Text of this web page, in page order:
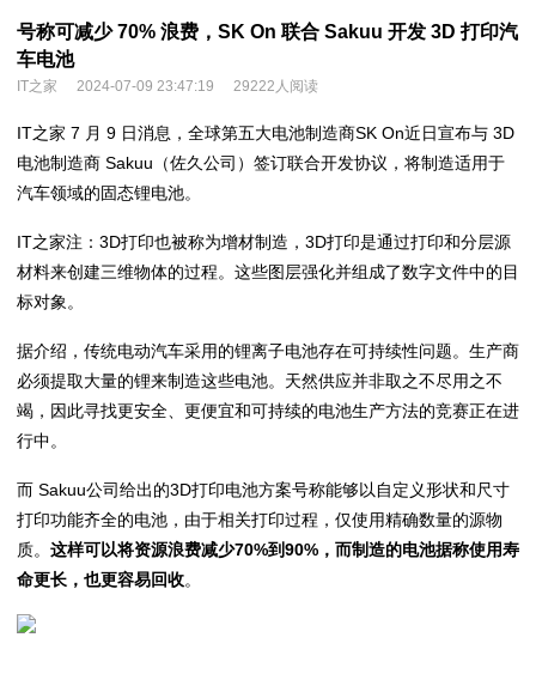
号称可减少 70% 浪费，SK On 联合 Sakuu 开发 3D 打印汽
车电池
IT之家 2024-07-09 23:47:19 29222人阅读
IT之家 7 月 9 日消息，全球第五大电池制造商SK On近日宣布与 3D
电池制造商 Sakuu（佐久公司）签订联合开发协议，将制造适用于
汽车领域的固态锂电池。
IT之家注：3D打印也被称为增材制造，3D打印是通过打印和分层源
材料来创建三维物体的过程。这些图层强化并组成了数字文件中的目
标对象。
据介绍，传统电动汽车采用的锂离子电池存在可持续性问题。生产商
必须提取大量的锂来制造这些电池。天然供应并非取之不尽用之不
竭，因此寻找更安全、更便宜和可持续的电池生产方法的竞赛正在进
行中。
而 Sakuu公司给出的3D打印电池方案号称能够以自定义形状和尺寸
打印功能齐全的电池，由于相关打印过程，仅使用精确数量的源物
质。 这样可以将资源浪费减少70%到90%， 而制造的电池据称使用寿
命更长，也更容易回收。